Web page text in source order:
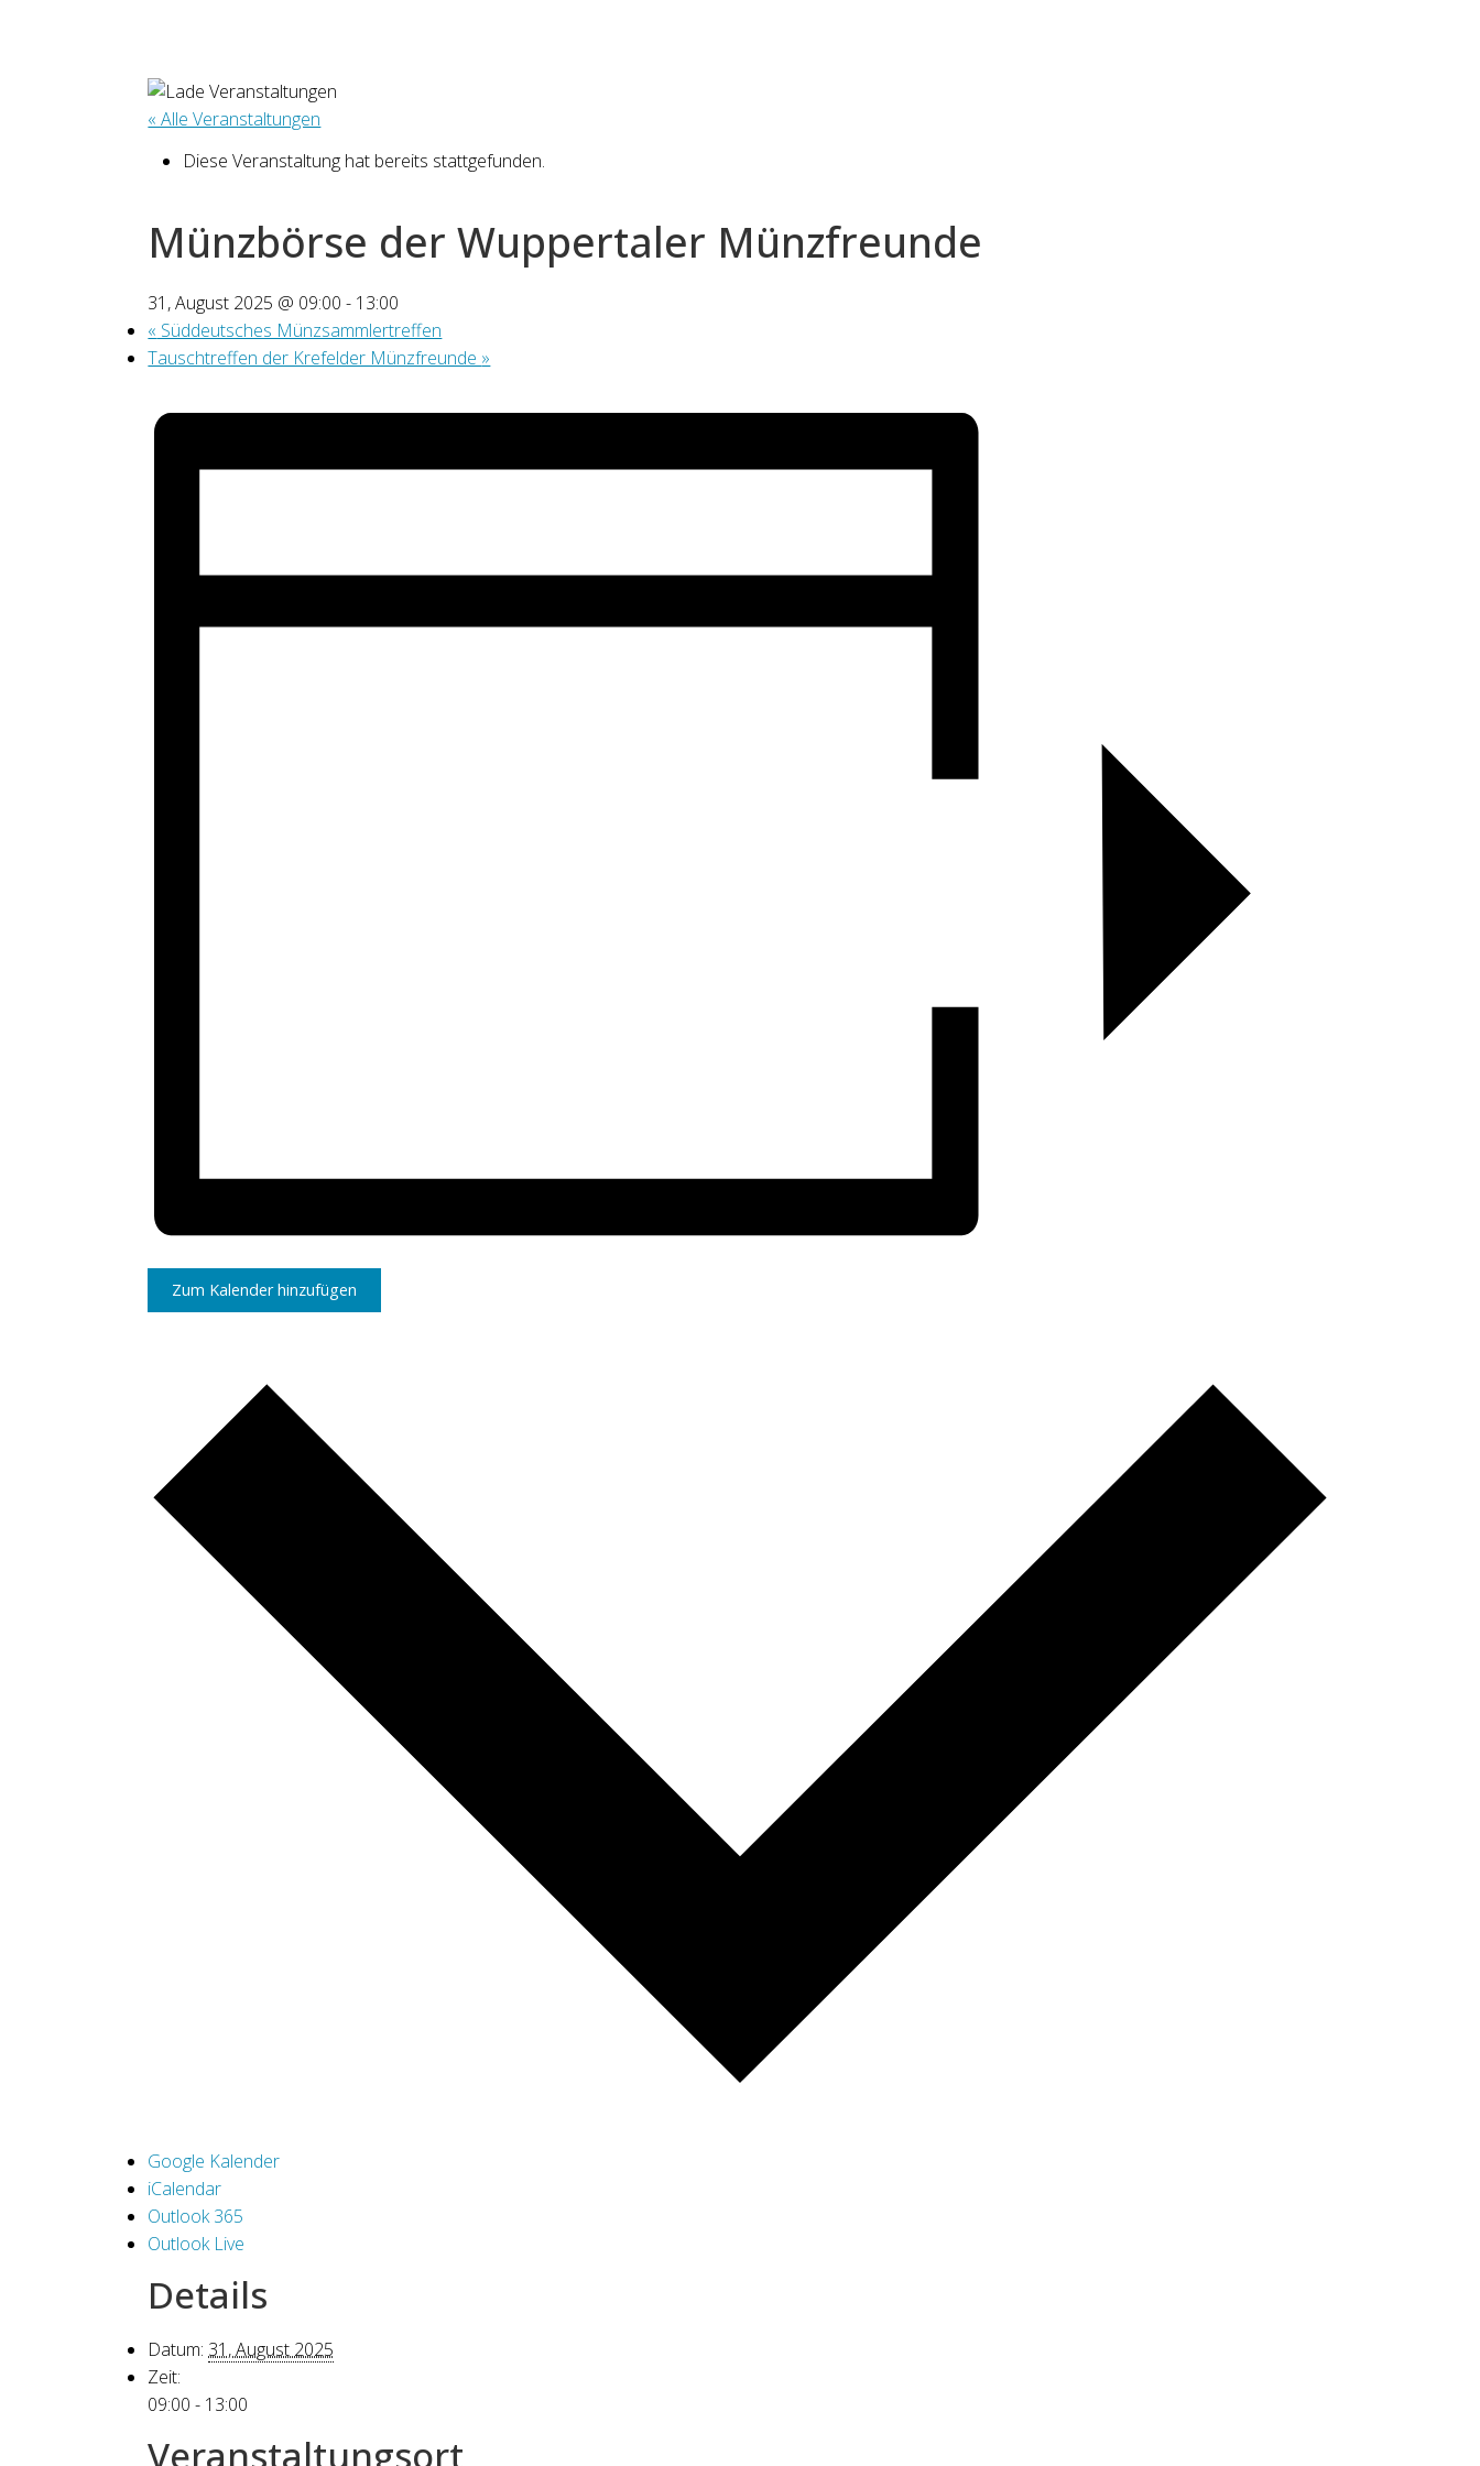
« Alle Veranstaltungen
Diese Veranstaltung hat bereits stattgefunden.
Münzbörse der Wuppertaler Münzfreunde
31, August 2025 @ 09:00 - 13:00
« Süddeutsches Münzsammlertreffen
Tauschtreffen der Krefelder Münzfreunde »
Zum Kalender hinzufügen
Google Kalender
iCalendar
Outlook 365
Outlook Live
Details
Datum: 31, August 2025
Zeit:
09:00 - 13:00
Veranstaltungsort